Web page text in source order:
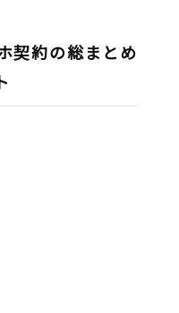
契約の総まとめ